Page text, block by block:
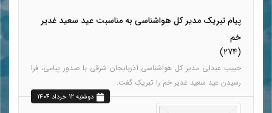
پیام تبریک مدیر کل هواشناسی به مناسبت عید سعید غدیر
خم
(274)
حبیب عبدلی مدیر کل هواشناسی آذربایجان شرقی با صدور پیامی، فرا
رسیدن عید سعید غدیر خم را تبریک گفت.
دوشنبه 12 خرداد 1404